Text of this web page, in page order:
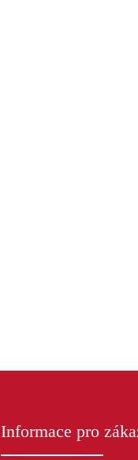
Informace pro